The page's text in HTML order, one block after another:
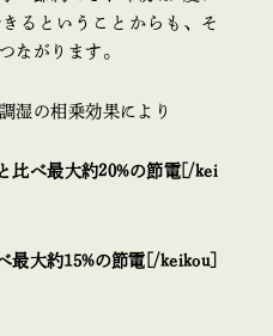
るということからも、そ
ながります。
湿の相乗効果により
比べ最大約20%の節電[/kei
最大約15%の節電[/keikou]